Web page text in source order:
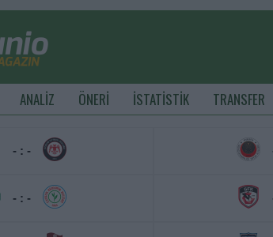
ANALİZ ÖNERİ İSTATİSTİK TRANSFER
- : -
- : -